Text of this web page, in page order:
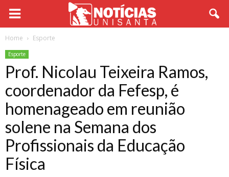
Home Esporte
Esporte
Prof. Nicolau Teixeira Ramos,
coordenador da Fefesp, é
homenageado em reunião
solene na Semana dos
Profissionais da Educação
Física